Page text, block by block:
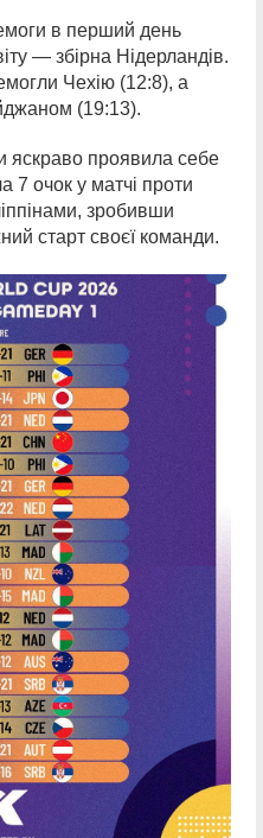
в перший день
— збірна Нідерландів.
Чехію (12:8), а
(19:13).
яскраво проявила себе
очок у матчі проти
зробивши
старт своєї команди.